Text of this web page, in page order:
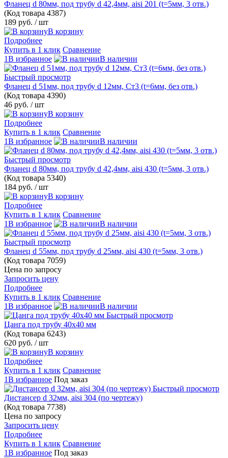
Фланец d 80мм, под трубу d 42,4мм, aisi 201 (t=5мм, 3 отв.)
(Код товара 4387)
189 руб. / шт
В корзину
Подробнее
Купить в 1 клик Сравнение
1В избранное
В наличии
Быстрый просмотр
Фланец d 51мм, под трубу d 12мм, Ст3 (t=6мм, без отв.)
(Код товара 4390)
46 руб. / шт
В корзину
Подробнее
Купить в 1 клик Сравнение
1В избранное
В наличии
Быстрый просмотр
Фланец d 80мм, под трубу d 42,4мм, aisi 430 (t=5мм, 3 отв.)
(Код товара 5340)
184 руб. / шт
В корзину
Подробнее
Купить в 1 клик Сравнение
1В избранное
В наличии
Быстрый просмотр
Фланец d 55мм, под трубу d 25мм, aisi 430 (t=5мм, 3 отв.)
(Код товара 7059)
Цена по запросу
Запросить цену
Подробнее
Купить в 1 клик Сравнение
1В избранное
В наличии
Быстрый просмотр
Цанга под трубу 40х40 мм
(Код товара 6243)
620 руб. / шт
В корзину
Подробнее
Купить в 1 клик Сравнение
1В избранное Под заказ
Быстрый просмотр
Дистансер d 32мм, aisi 304 (по чертежу)
(Код товара 7738)
Цена по запросу
Запросить цену
Подробнее
Купить в 1 клик Сравнение
1В избранное Под заказ